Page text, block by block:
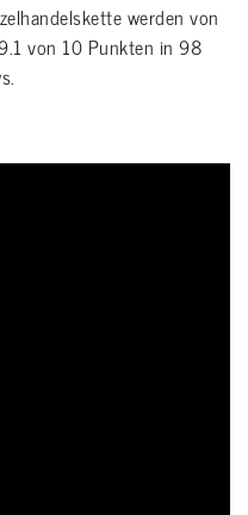
werden von
von 10 Punkten in98